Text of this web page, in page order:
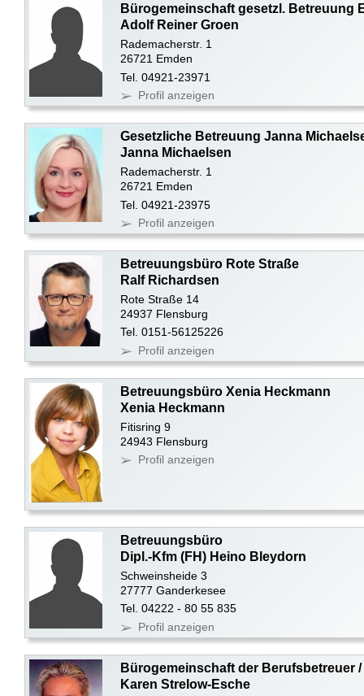
Bürogemeinschaft gesetzl. Betreuung
Adolf Reiner Groen
Rademacherstr. 1
26721 Emden
Tel. 04921-23971
Profil anzeigen
Gesetzliche Betreuung Janna
Janna Michaelsen
Rademacherstr. 1
26721 Emden
Tel. 04921-23975
Profil anzeigen
Betreuungsbüro Rote Straße
Ralf Richardsen
Rote Straße 14
24937 Flensburg
Tel. 0151-56125226
Profil anzeigen
Betreuungsbüro Xenia Heckmann
Xenia Heckmann
Fitisring 9
24943 Flensburg
Profil anzeigen
Betreuungsbüro
Dipl.-Kfm (FH) Heino Bleydorn
Schweinsheide 3
27777 Ganderkesee
Tel. 04222 - 80 55 835
Profil anzeigen
Bürogemeinschaft der Berufsbetreuer /
Karen Strelow-Esche